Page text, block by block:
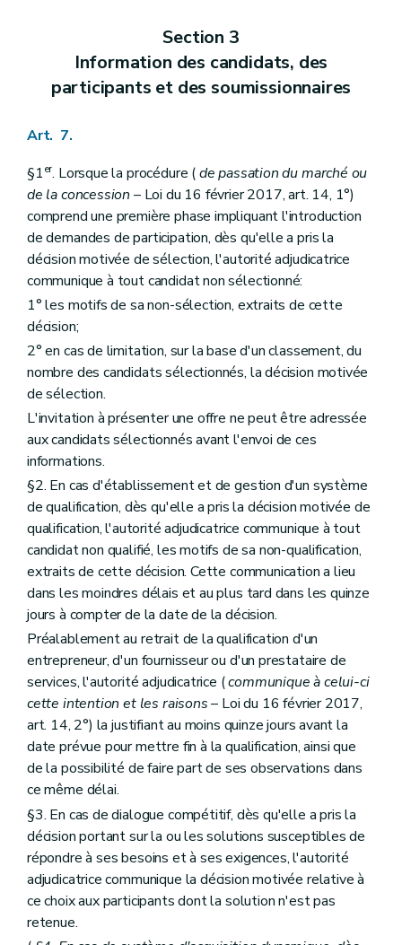
Section 3
Information des candidats, des
participants et des soumissionnaires
Art. 7.
§1er. Lorsque la procédure (de passation du marché ou
de la concession – Loi du 16 février 2017, art. 14, 1°)
comprend une première phase impliquant l'introduction
de demandes de participation, dès qu'elle a pris la
décision motivée de sélection, l'autorité adjudicatrice
communique à tout candidat non sélectionné:
1° les motifs de sa non-sélection, extraits de cette
décision;
2° en cas de limitation, sur la base d'un classement, du
nombre des candidats sélectionnés, la décision motivée
de sélection.
L'invitation à présenter une offre ne peut être adressée
aux candidats sélectionnés avant l'envoi de ces
informations.
§2. En cas d'établissement et de gestion d'un système
de qualification, dès qu'elle a pris la décision motivée de
qualification, l'autorité adjudicatrice communique à tout
candidat non qualifié, les motifs de sa non-qualification,
extraits de cette décision. Cette communication a lieu
dans les moindres délais et au plus tard dans les quinze
jours à compter de la date de la décision.
Préalablement au retrait de la qualification d'un
entrepreneur, d'un fournisseur ou d'un prestataire de
services, l'autorité adjudicatrice (communique à celui-ci
cette intention et les raisons– Loi du 16 février 2017,
art. 14, 2°) la justifiant au moins quinze jours avant la
date prévue pour mettre fin à la qualification, ainsi que
de la possibilité de faire part de ses observations dans
ce même délai.
§3. En cas de dialogue compétitif, dès qu'elle a pris la
décision portant sur la ou les solutions susceptibles de
répondre à ses besoins et à ses exigences, l'autorité
adjudicatrice communique la décision motivée relative à
ce choix aux participants dont la solution n'est pas
retenue.